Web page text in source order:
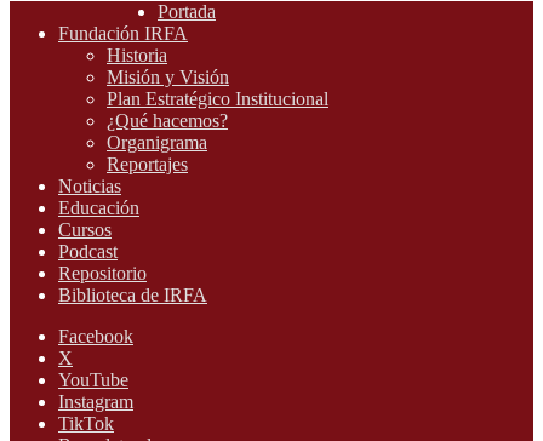
Portada
Fundación IRFA
Historia
Misión y Visión
Plan Estratégico Institucional
¿Qué hacemos?
Organigrama
Reportajes
Noticias
Educación
Cursos
Podcast
Repositorio
Biblioteca de IRFA
Facebook
X
YouTube
Instagram
TikTok